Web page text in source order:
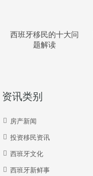
西班牙移民的十大问
题解读
资讯类别
房产新闻
投资移民资讯
西班牙文化
西班牙新鲜事